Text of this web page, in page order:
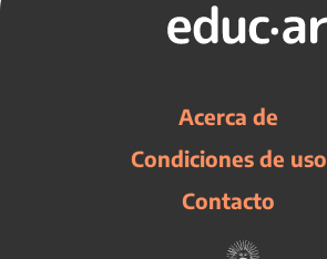
Acerca de
Condiciones de uso
Contacto